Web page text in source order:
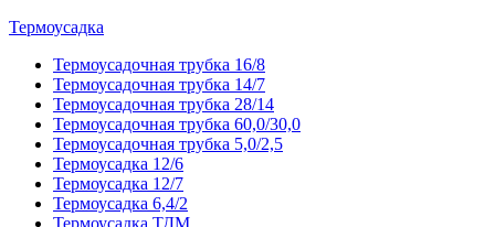
Термоусадка
Термоусадочная трубка 16/8
Термоусадочная трубка 14/7
Термоусадочная трубка 28/14
Термоусадочная трубка 60,0/30,0
Термоусадочная трубка 5,0/2,5
Термоусадка 12/6
Термоусадка 12/7
Термоусадка 6,4/2
Термоусадка ТДМ